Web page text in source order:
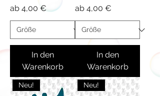
ab 4,00 €
Sale-Preis
In den
Warenkorb
ab 4,00 €
Sale-Preis
In den
Warenkorb
Neu! Neu!